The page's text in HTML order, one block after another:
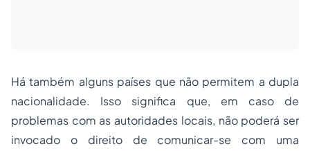
Há também alguns países que não permitem a dupla
nacionalidade. Isso significa que, em caso de
problemas com as autoridades locais, não poderá ser
invocado o direito de comunicar-se com uma